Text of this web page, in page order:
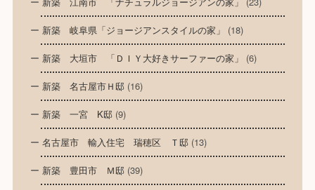
新築 岐阜県「ジョージアンスタイルの家」 (18)
新築 大垣市 「ＤＩＹ大好きサーファーの家」 (6)
新築 名古屋市Ｈ邸(16)
新築 一宮 K邸(9)
名古屋市 輸入住宅 瑞穂区 Ｔ邸(13)
新築 豊田市 Ｍ邸(39)